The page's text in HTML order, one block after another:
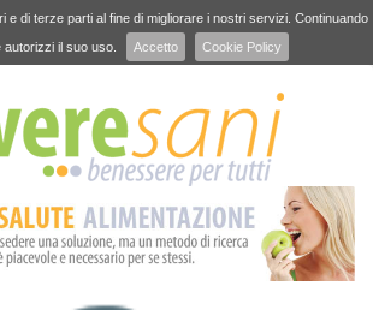
e di terze parti al fine di migliorare i nostri servizi. Continuando
autorizzi il suo uso.
Accetto Cookie Policy